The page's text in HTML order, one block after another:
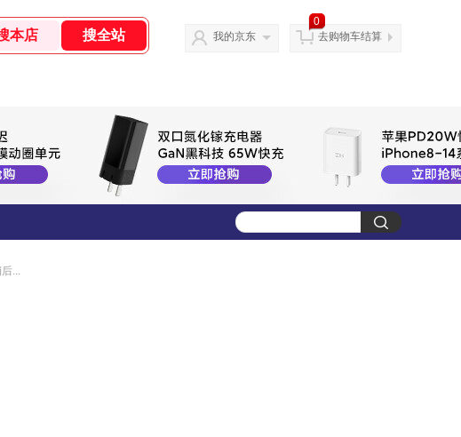
我的京东
0
去购物车结算
...